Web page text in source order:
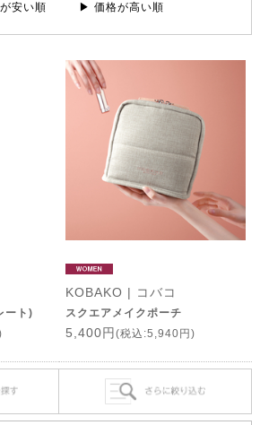
安い順 ▶ 価格が高い順
ート)
KOBAKO | コバコ
スクエアメイクポーチ
5,400円 (税込:5,940円)